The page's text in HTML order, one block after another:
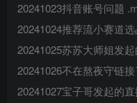
20241023抖音账号问题
20241024推荐流小赛道
20241025苏苏大师姐发
20241026不在熬夜守链
20241027宝子哥发起的